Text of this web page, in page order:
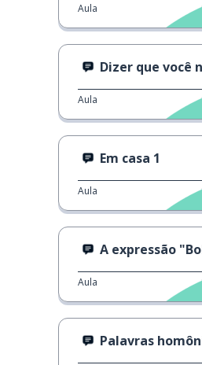
Aula
Dizer que você não
Aula
Em casa 1
Aula
A expressão
Aula
Palavras